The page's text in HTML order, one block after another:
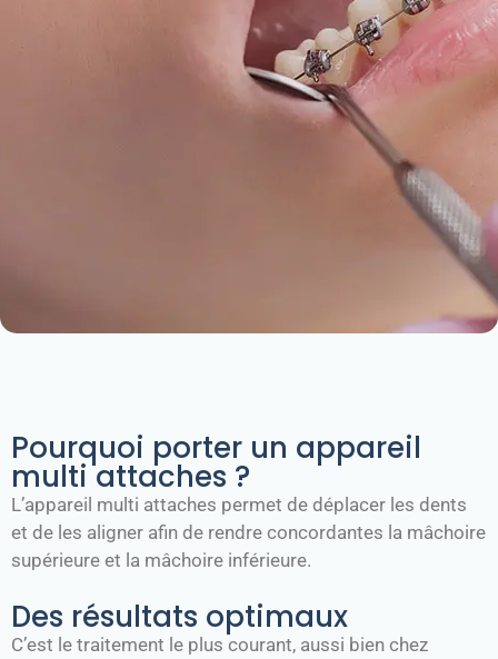
Pourquoi porter un appareil
multi attaches ?
L’appareil multi attaches permet de déplacer les dents
et de les aligner afin de rendre concordantes la mâchoire
supérieure et la mâchoire inférieure.
Des résultats optimaux
C’est le traitement le plus courant, aussi bien chez